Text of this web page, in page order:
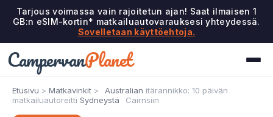
Tarjous voimassa vain rajoitetun ajan! Saat ilmaisen 1
GB:n eSIM-kortin* matkailuautovarauksesi yhteydessä.
Sovelletaan käyttöehtoja.
CampervanPlanet
Etusivu > Matkavinkit > Australian itärannikko: 10 päivän
matkailuautoreitti Sydneystä Cairnsiin